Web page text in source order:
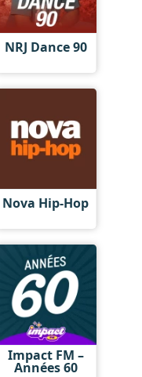
NRJ Dance 90
Nova Hip-Hop
Impact FM –
Années 60